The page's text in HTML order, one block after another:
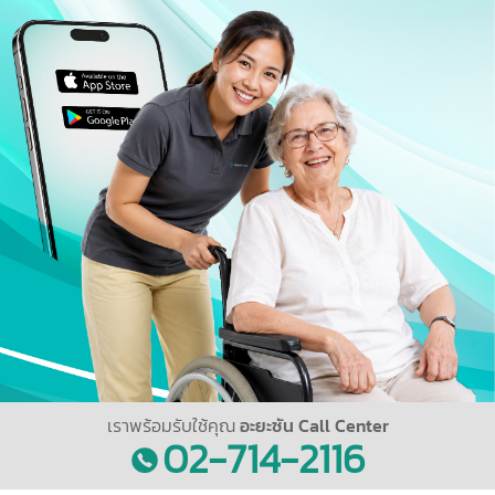
เราพร้อมรับใช้คุณอะยะซัน Call Center
02-714-2116